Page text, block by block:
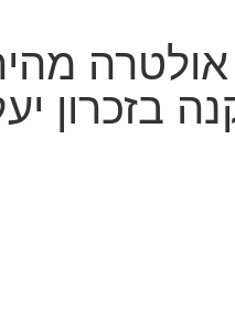
בזכרון